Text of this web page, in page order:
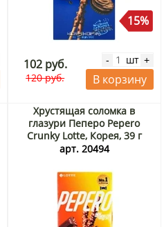
15%
102 руб.
120 руб.
- шт +
В корзину
Хрустящая соломка в
глазури Пеперо Pepero
Crunky Lotte, Корея, 39 г
арт. 20494